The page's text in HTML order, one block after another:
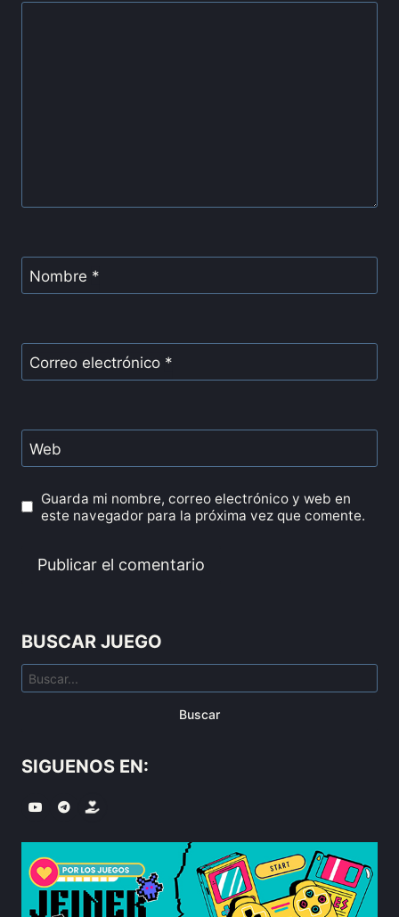
Nombre *
Correo electrónico *
Web
Guarda mi nombre, correo electrónico y web en
este navegador para la próxima vez que comente.
BUSCAR JUEGO
Buscar
SIGUENOS EN: